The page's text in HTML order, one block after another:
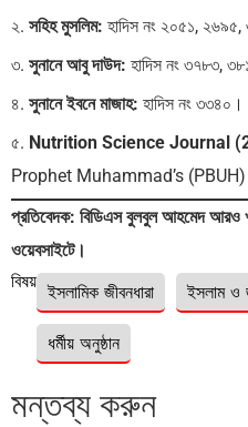
২. সহিহ মুসলিম: হাদিস নং ২০৫১,
৩. সুনানে আবু দাউদ: হাদিস নং ৩৭৮৩,
৪. সুনানে ইবনে মাজাহ: হাদিস নং ৩৩৪০।
৫. Nutrition Science Journal
Prophet Muhammad’s
প্রতিবেদক: বিডিএস বুলবুল আহমেদ আরও
ওয়েবসাইটে।
বিষয়ঃ ইসলামিক জীবনধারা ইসলাম ও
ধর্মীয় অনুষ্ঠান
মন্তব্য করুন